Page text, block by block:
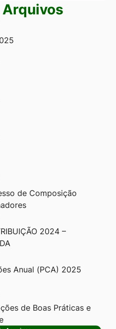
de Composição
2024 –
Anual (PCA) 2025
de Boas Práticas e